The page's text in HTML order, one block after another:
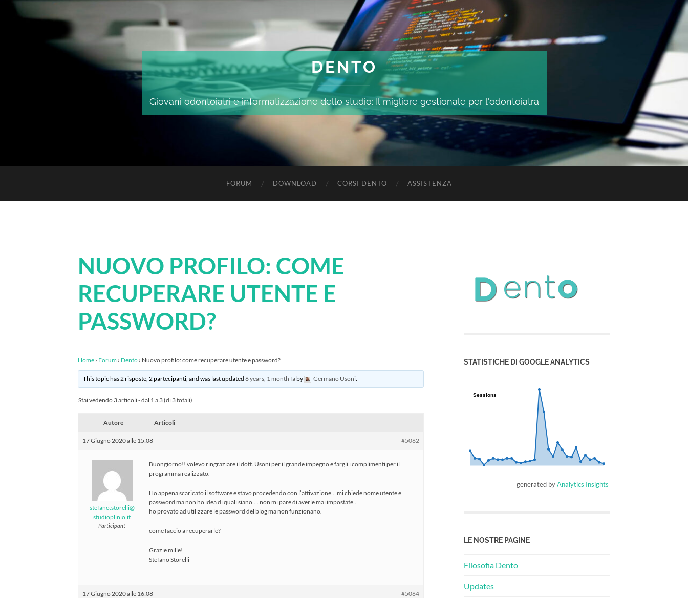
DENTO
Giovani odontoiatri e informatizzazione dello studio: Il migliore gestionale per l'odontoiatra
FORUM DOWNLOAD CORSI DENTO ASSISTENZA
NUOVO PROFILO: COME
RECUPERARE UTENTE E
PASSWORD?
Home › Forum › Dento › Nuovo profilo: come recuperare utente e password?
This topic has 2 risposte, 2 partecipanti, and was last updated6 years, 1 month faby Germano Usoni
Stai vedendo 3 articoli - dal 1 a 3 (di 3 totali)
Autore Articoli
17 Giugno 2020 alle 15:08 #5062
stefano.storelli@
studioplinio.it
Participant
Buongiorno!! volevo ringraziare il dott. Usoni per il grande impegno e fargli i complimenti per il
programma realizzato.
Ho appena scaricato il software e stavo procedendo con l’attivazione… mi chiede nome utente e
password ma non ho idea di quali siano…. non mi pare di averle mai impostate…
ho provato ad utilizzare le password del blog ma non funzionano.
come faccio a recuperarle?
Grazie mille!
Stefano Storelli
17 Giugno 2020 alle 16:08 #5064
STATISTICHE DI GOOGLE ANALYTICS
Sessions
Sessions
generated byAnalytics Insights
LE NOSTRE PAGINE
Filosofia Dento
Updates